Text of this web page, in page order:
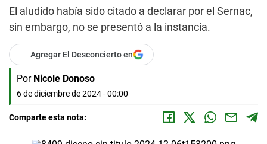
El aludido había sido citado a declarar por el Sernac,
sin embargo, no se presentó a la instancia.
Agregar El Desconcierto en
Por Nicole Donoso
6 de diciembre de 2024 - 00:00
Comparte esta nota: